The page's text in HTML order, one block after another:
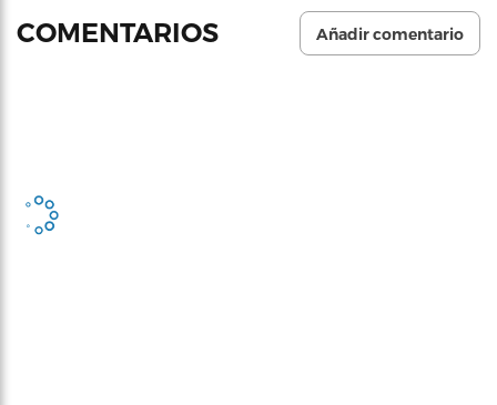
COMENTARIOS Añadir comentario